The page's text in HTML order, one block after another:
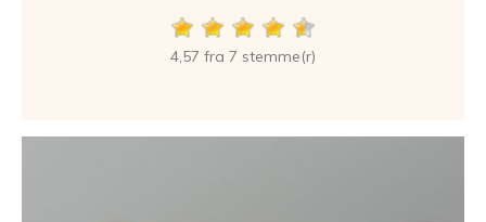
4,57 fra 7 stemme(r)